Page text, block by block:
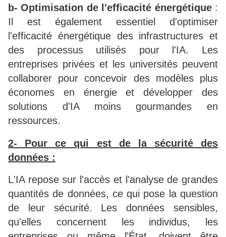
b- Optimisation de l'efficacité énergétique:
Il est également essentiel d'optimiser
l'efficacité énergétique des infrastructures et
des processus utilisés pour l'IA. Les
entreprises privées et les universités peuvent
collaborer pour concevoir des modèles plus
économes en énergie et développer des
solutions d'IA moins gourmandes en
ressources.
2- Pour ce qui est de la sécurité des
données :
L'IA repose sur l'accès et l'analyse de grandes
quantités de données, ce qui pose la question
de leur sécurité. Les données sensibles,
qu'elles concernent les individus, les